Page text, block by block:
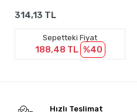
314,13 TL
Sepetteki Fiyat
188,48 TL %40
Hızlı Teslimat